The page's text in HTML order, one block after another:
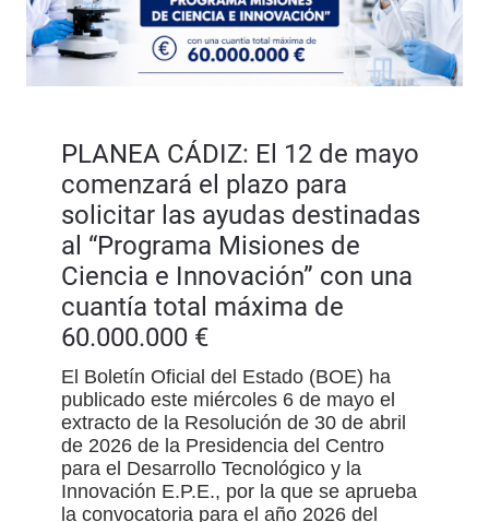
PLANEA CÁDIZ: El 12 de mayo
comenzará el plazo para
solicitar las ayudas destinadas
al “Programa Misiones de
Ciencia e Innovación” con una
cuantía total máxima de
60.000.000 €
El Boletín Oficial del Estado (BOE) ha
publicado este miércoles 6 de mayo el
extracto de la Resolución de 30 de abril
de 2026 de la Presidencia del Centro
para el Desarrollo Tecnológico y la
Innovación E.P.E., por la que se aprueba
la convocatoria para el año 2026 del